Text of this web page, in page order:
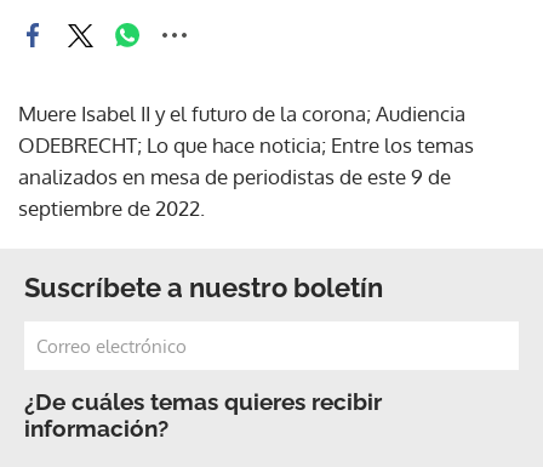
Muere Isabel II y el futuro de la corona; Audiencia
ODEBRECHT; Lo que hace noticia; Entre los temas
analizados en mesa de periodistas de este 9 de
septiembre de 2022.
Suscríbete a nuestro boletín
¿De cuáles temas quieres recibir
información?